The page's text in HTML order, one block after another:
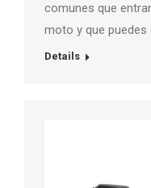
comunes que
moto y que
Details